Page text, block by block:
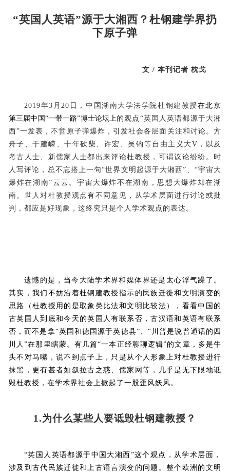
“英国人英语”源于大湘西？杜钢建学界扔
下原子弹
文 / 本刊记者 枕戈
2019年3月20日，中国湖南大学法学院杜钢建教授在北京
第三届中国“一带一路”博士论坛上的观点“英国人英语都源于大湘
西”一发表，不啻原子弹爆炸，引发社会各层面关注和讨论。方
舟子、于建嵘、十年砍柴、许宏、吴钩等自由主义大V，以及
考古人士、新儒家人士都出来评论杜教授，可谓议论纷纷。时
人写评论，总不忘搭上一句“世界文明起源于大湘西”、“宇宙大
爆炸在湖南”云云。宇宙大爆炸不在湖南，思想大爆炸却在湖
南。世人对杜教授观点有不同意见，从学术层面进行讨论或批
判，都应是好现象，这终究只是个人学术观点的表达。
遗憾的是，当今大陆学术界和媒体界还是太心浮气躁了。
其实，我们不妨沿着杜钢建教授指示的民族迁徙和文明演变的
思路（杜教授用的是取象类比法和文明比较法），看看中国的
古英国人到底和今天的英国人有联系否，古汉语和英语有联系
否，而不是拿“英国和德国源于英德县”、“川普是说普通话的四
川人”在那里瞎蒙。有几篇“一本正经聊聊逻辑”的文章，多是牛
头不对马嘴，说不到点子上，只是从个人形象上对杜教授进行
抹黑，更有甚者如叙拉古之惑、儒家网等，几乎是无下限地诋
毁杜教授，在学术界社会上掀起了一股歪风妖风。
1.为什么某些人要诋毁杜钢建教授？
“英国人英语都源于中国大湘西”这个观点，从学术层面，
涉及到古代民族迁徙和上古语言演变的问题。整个欧洲的文明